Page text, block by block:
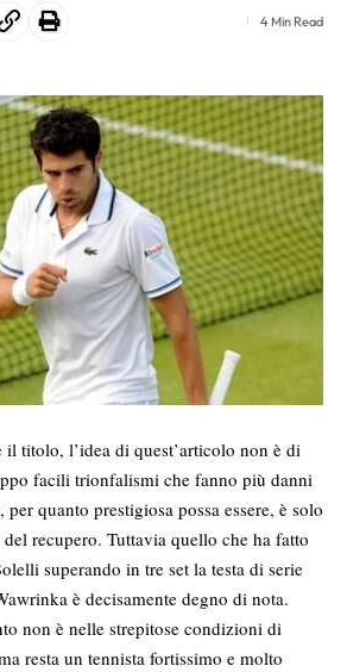
4 Min Read
il titolo, l’idea di quest’articolo non è di
facili trionfalismi che fanno più danni
quanto prestigiosa possa essere, è solo
recupero. Tuttavia quello che ha fatto
superando in tre set la testa di serie
è decisamente degno di nota.
non è nelle strepitose condizioni di
resta un tennista fortissimo e molto